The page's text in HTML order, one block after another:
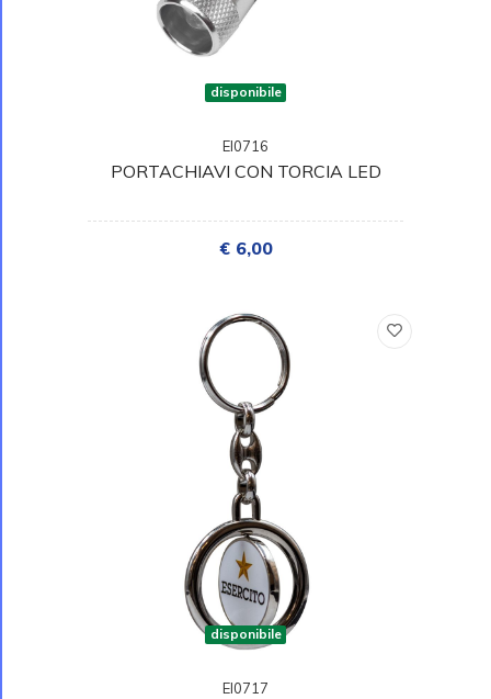
disponibile
EI0716
PORTACHIAVI CON TORCIA LED
€ 6,00
disponibile
EI0717